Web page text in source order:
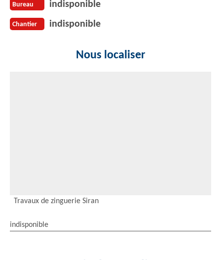
Bureau indisponible
Chantier indisponible
Nous localiser
Travaux de zinguerie Siran
indisponible